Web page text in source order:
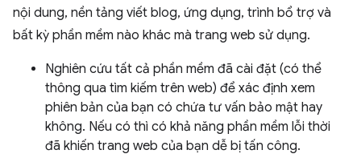
nội dung, nền tảng viết blog, ứng dụng, trình bổ trợ và
bất kỳ phần mềm nào khác mà trang web sử dụng.
Nghiên cứu tất cả phần mềm đã cài đặt (có thể
thông qua tìm kiếm trên web) để xác định xem
phiên bản của bạn có chứa tư vấn bảo mật hay
không. Nếu có thì có khả năng phần mềm lỗi thời
đã khiến trang web của bạn dễ bị tấn công.